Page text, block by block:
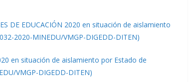
DE EDUCACIÓN 2020 en situación de aislamiento
2020-MINEDU/VMGP-DIGEDD-DITEN)
en situación de aislamiento por Estado de
VMGP-DIGEDD-DITEN)